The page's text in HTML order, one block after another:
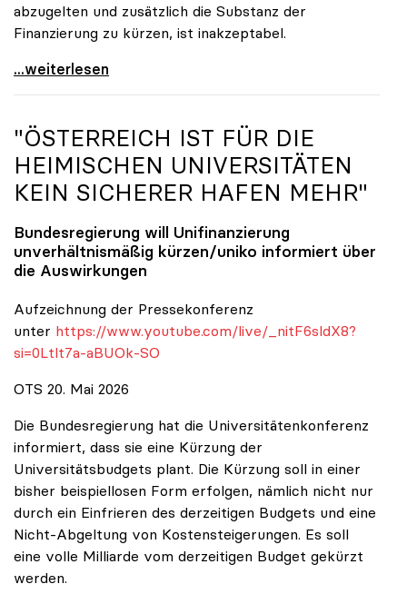
abzugelten und zusätzlich die Substanz der
Finanzierung zu kürzen, ist inakzeptabel.
#UnisRetten Warum es sich zu demonstrieren lohnt
...weiterlesen
"ÖSTERREICH IST FÜR DIE
HEIMISCHEN UNIVERSITÄTEN
KEIN SICHERER HAFEN MEHR"
Bundesregierung will Unifinanzierung
unverhältnismäßig kürzen/uniko informiert über
die Auswirkungen
Aufzeichnung der Pressekonferenz
unter https://www.youtube.com/live/_nitF6sldX8?
si=0Ltlt7a-aBUOk-SO
OTS 20. Mai 2026
Die Bundesregierung hat die Universitätenkonferenz
informiert, dass sie eine Kürzung der
Universitätsbudgets plant. Die Kürzung soll in einer
bisher beispiellosen Form erfolgen, nämlich nicht nur
durch ein Einfrieren des derzeitigen Budgets und eine
Nicht-Abgeltung von Kostensteigerungen. Es soll
eine volle Milliarde vom derzeitigen Budget gekürzt
werden.